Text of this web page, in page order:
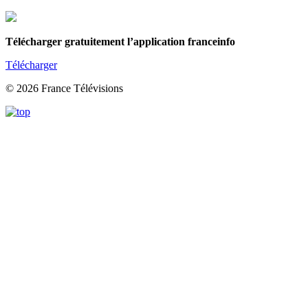
Télécharger gratuitement l’application franceinfo
Télécharger
© 2026 France Télévisions